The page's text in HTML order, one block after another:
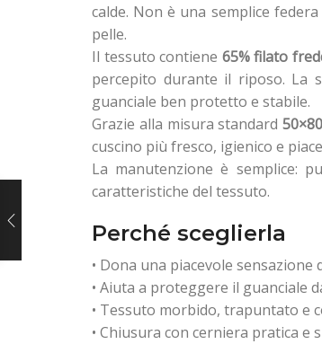
calde. Non è una semplice
pelle.
Il tessuto contiene 65% filato
percepito durante il riposo. La
guanciale ben protetto e stabile.
Grazie alla misura standard
cuscino più fresco, igienico e
La manutenzione è semplice:
caratteristiche del tessuto.
Perché sceglierla
• Dona una piacevole
• Aiuta a proteggere il guanciale
• Tessuto morbido, trapuntato e
• Chiusura con cerniera pratica e